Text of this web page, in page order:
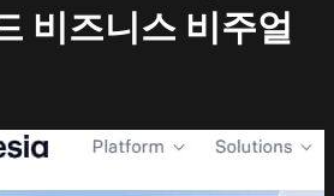
비즈니스 비주얼